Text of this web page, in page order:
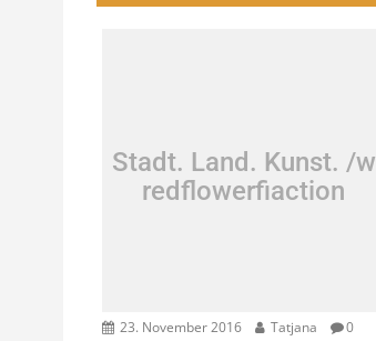
Stadt. Land. Kunst. /w
redflowerfiaction
23. November 2016 Tatjana 0